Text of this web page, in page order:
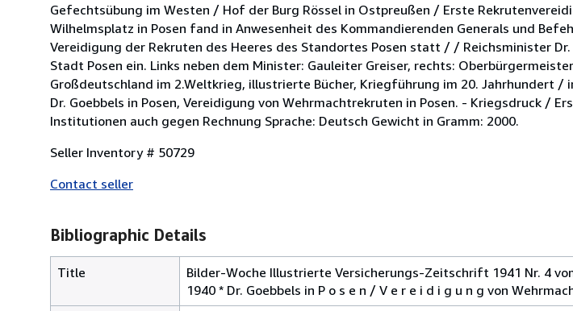
Gefechtsübung im Westen / Hof der Burg Rössel in Ostpreußen / Erste
Wilhelmsplatz in Posen fand in Anwesenheit des Kommandierenden Generals und
Vereidigung der Rekruten des Heeres des Standortes Posen statt / / Reichsminister
Stadt Posen ein. Links neben dem Minister: Gauleiter Greiser, rechts:
Großdeutschland im 2.Weltkrieg, illustrierte Bücher, Kriegführung im 20. Jahrhundert /
Dr. Goebbels in Posen, Vereidigung von Wehrmachtrekruten in Posen. - Kriegsdruck /
Institutionen auch gegen Rechnung Sprache: Deutsch Gewicht in Gramm: 2000.
Seller Inventory # 50729
Contact seller
Bibliographic Details
Title
Bilder-Woche Illustrierte Versicherungs-Zeitschrift 1941 Nr. 4
1940 * Dr. Goebbels in P o s e n / V e r e i d i g u n g von